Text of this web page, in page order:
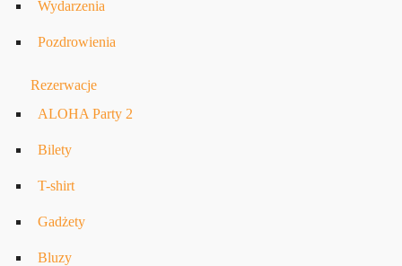
Wydarzenia
Pozdrowienia
Rezerwacje
ALOHA Party 2
Bilety
T-shirt
Gadżety
Bluzy